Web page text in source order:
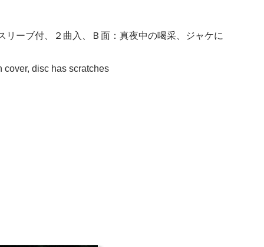
リーブ付、２曲入、Ｂ面：真夜中の喝采、ジャケに
cover, disc has scratches